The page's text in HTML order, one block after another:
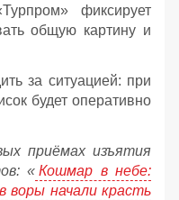
фиксирует
общую картину и
за ситуацией: при
будет оперативно
приёмах изъятия
« Кошмар в небе:
воры начали красть